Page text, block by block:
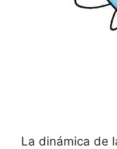
La dinámica de